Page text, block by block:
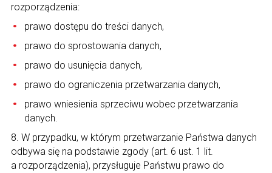
rozporządzenia:
prawo dostępu do treści danych,
prawo do sprostowania danych,
prawo do usunięcia danych,
prawo do ograniczenia przetwarzania danych,
prawo wniesienia sprzeciwu wobec przetwarzania
danych.
8. W przypadku, w którym przetwarzanie Państwa danych
odbywa się na podstawie zgody (art. 6 ust. 1 lit.
a rozporządzenia), przysługuje Państwu prawo do